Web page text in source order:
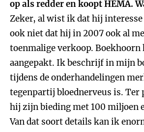
op als redder en koopt HEMA.
Zeker, al wist ik dat hij interesse
ook niet dat hij in 2007 ook al
toenmalige verkoop.
aangepakt. Ik beschrijf in mijn
tijdens de onderhandelingen
tegenpartij bloednerveus is. Ter
hij zijn bieding met 100 miljoen
Van dat soort details kan ik